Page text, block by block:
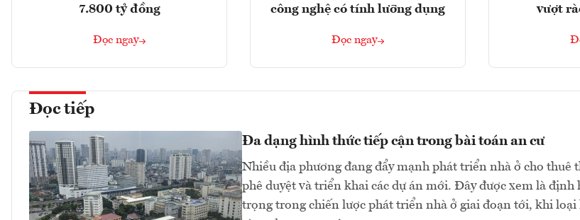
7.800 tỷ đồng
Đọc ngay
công nghệ có tính lưỡng dụng
Đọc ngay
vượt
Đọc tiếp
Đa dạng hình thức tiếp cận trong bài toán an cư
Nhiều địa phương đang đẩy mạnh phát triển nhà ở cho thuê
phê duyệt và triển khai các dự án mới. Đây được xem là định
trọng trong chiến lược phát triển nhà ở giai đoạn tới, khi loại